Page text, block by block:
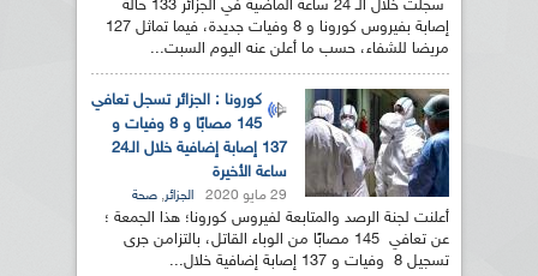
سجلت خلال الـ 24 ساعة الماضية في الجزائر 133 حالة
إصابة بفيروس كورونا و 8 وفيات جديدة، فيما تماثل 127
مريضا للشفاء، حسب ما أعلن عنه اليوم السبت...
كورونا : الجزائر تسجل تعافي
145 مصابًا و 8 وفيات و
137 إصابة إضافية خلال الـ24
ساعة الأخيرة
29 مايو 2020 الجزائر, صحة
أعلنت لجنة الرصد والمتابعة لفيروس كورونا؛ هذا الجمعة ؛
عن تعافي 145 مصابًا من الوباء القاتل، بالتزامن جرى
تسجيل 8 وفيات و 137 إصابة إضافية خلال...